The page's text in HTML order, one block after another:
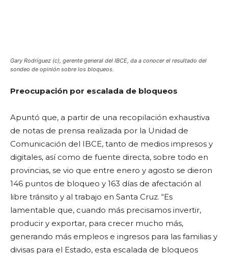
Gary Rodríguez (c), gerente general del IBCE, da a conocer el resultado del
sondeo de opinión sobre los bloqueos.
Preocupación por escalada de bloqueos
Apuntó que, a partir de una recopilación exhaustiva
de notas de prensa realizada por la Unidad de
Comunicación del IBCE, tanto de medios impresos y
digitales, así como de fuente directa, sobre todo en
provincias, se vio que entre enero y agosto se dieron
146 puntos de bloqueo y 163 días de afectación al
libre tránsito y al trabajo en Santa Cruz. “Es
lamentable que, cuando más precisamos invertir,
producir y exportar, para crecer mucho más,
generando más empleos e ingresos para las familias y
divisas para el Estado, esta escalada de bloqueos